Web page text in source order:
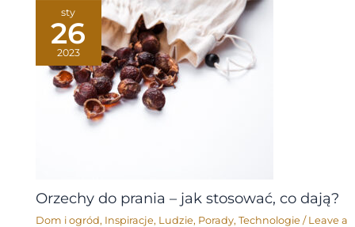
sty
26
2023
Orzechy do prania – jak stosować, co dają?
Dom i ogród, Inspiracje, Ludzie, Porady, Technologie / Leave a